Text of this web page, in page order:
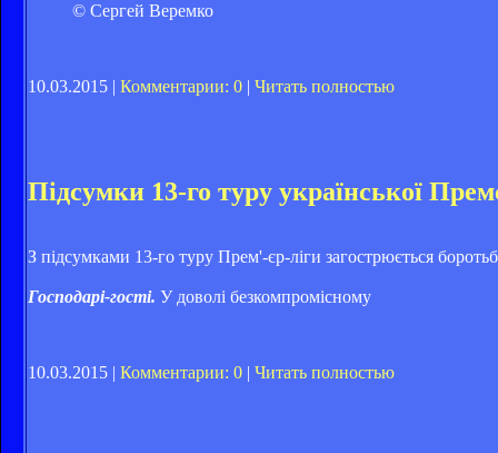
© Сергей Веремко
10.03.2015 | Комментарии: 0 | Читать полностью
Підсумки 13-го туру української
З підсумками 13-го туру Прем'-єр-ліги загострюється
Господарі-гості. У доволі безкомпромісному
10.03.2015 | Комментарии: 0 | Читать полностью